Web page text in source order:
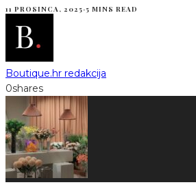
11 PROSINCA, 2025·5 MINS READ
Boutique.hr redakcija
0shares